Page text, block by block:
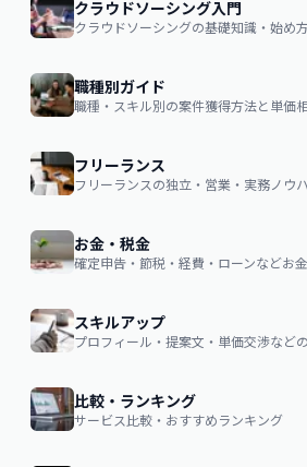
クラウドソーシング入門
クラウドソーシングの基礎知識・始め
職種別ガイド
職種・スキル別の案件獲得方法と単価
フリーランス
フリーランスの独立・営業・実務ノウ
お金・税金
確定申告・節税・経費・ローンなどお
スキルアップ
プロフィール・提案文・単価交渉など
比較・ランキング
サービス比較・おすすめランキング